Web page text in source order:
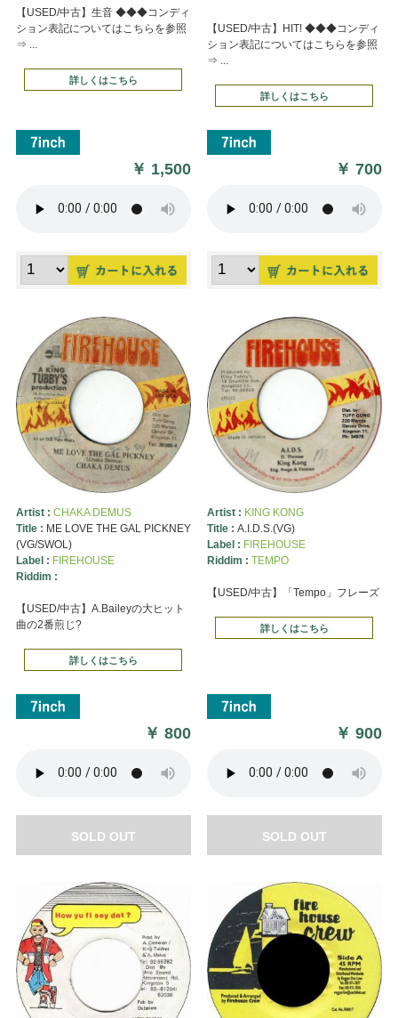
【USED/中古】生音 ◆◆◆コンディ
ション表記についてはこちらを参照
⇒ ...
詳しくはこちら
￥ 1,500
【USED/中古】HIT! ◆◆◆コンディ
ション表記についてはこちらを参照
⇒ ...
詳しくはこちら
￥700
Artist : CHAKA DEMUS
Title : ME LOVE THE GAL PICKNEY
(VG/SWOL)
Label : FIREHOUSE
Riddim :
【USED/中古】A.Baileyの大ヒット
曲の2番煎じ?
詳しくはこちら
￥800
SOLD OUT
Artist : KING KONG
Title : A.I.D.S.(VG)
Label : FIREHOUSE
Riddim : TEMPO
【USED/中古】「Tempo」フレーズ
詳しくはこちら
￥900
SOLD OUT